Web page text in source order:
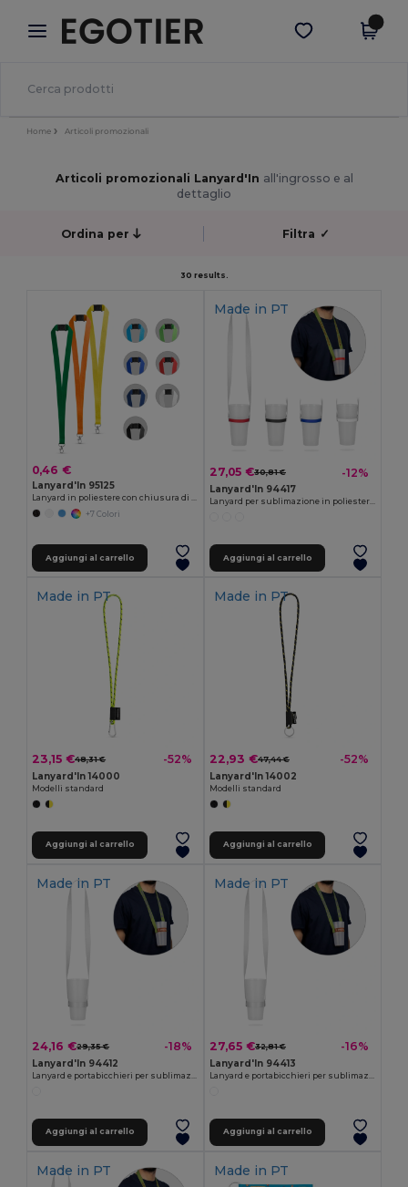
× App Egotier
Prezzi migliori sull'app!
Scarica app
Home Articoli promozionali
Articoli promozionali Lanyard'In all'ingrosso e al
dettaglio
Ordina per Filtra ✓
30 results.
0,46 €
Lanyard'In 95125
Lanyard in poliestere con chiusura di sicurezza
+7 Colori
Aggiungi al carrello
Made in PT
27,05 €30,81 € -12%
Lanyard'In 94417
Lanyard per sublimazione in poliestere riciclato (100% rPET) con portabicchiere in silicone
Aggiungi al carrello
Made in PT
23,15 €48,31 € -52%
Lanyard'In 14000
Modelli standard
Aggiungi al carrello
Made in PT
22,93 €47,44 € -52%
Lanyard'In 14002
Modelli standard
Aggiungi al carrello
Made in PT
24,16 €29,35 € -18%
Lanyard'In 94412
Aggiungi al carrello
Made in PT
27,65 €32,81 € -16%
Lanyard'In 94413
Aggiungi al carrello
Made in PT Made in PT